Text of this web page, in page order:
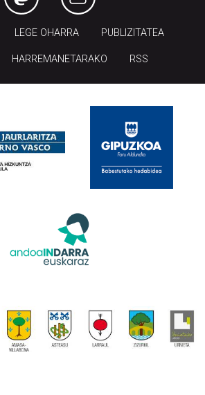
LEGE OHARRA PUBLIZITATEA
HARREMANETARAKO RSS